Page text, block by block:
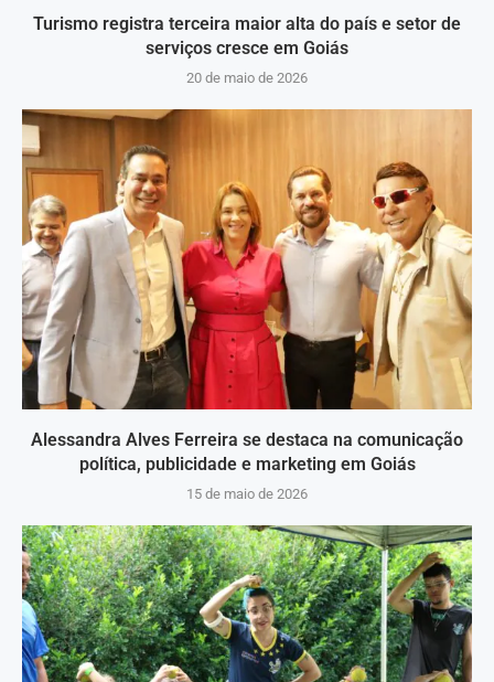
Turismo registra terceira maior alta do país e setor de
serviços cresce em Goiás
20 de maio de 2026
Alessandra Alves Ferreira se destaca na comunicação
política, publicidade e marketing em Goiás
15 de maio de 2026